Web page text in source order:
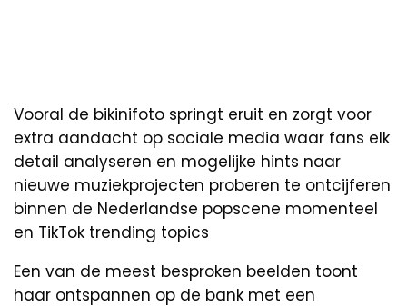
Vooral de bikinifoto springt eruit en zorgt voor
extra aandacht op sociale media waar fans elk
detail analyseren en mogelijke hints naar
nieuwe muziekprojecten proberen te ontcijferen
binnen de Nederlandse popscene momenteel
en TikTok trending topics
Een van de meest besproken beelden toont
haar ontspannen op de bank met een